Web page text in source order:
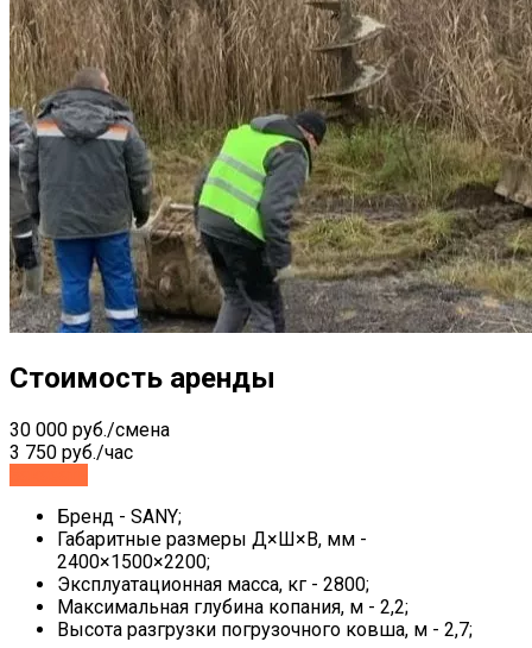
Стоимость аренды
30 000 руб./смена
3 750 руб./час
Бренд - SANY;
Габаритные размеры Д×Ш×В, мм -
2400×1500×2200;
Эксплуатационная масса, кг - 2800;
Максимальная глубина копания, м - 2,2;
Высота разгрузки погрузочного ковша, м - 2,7;